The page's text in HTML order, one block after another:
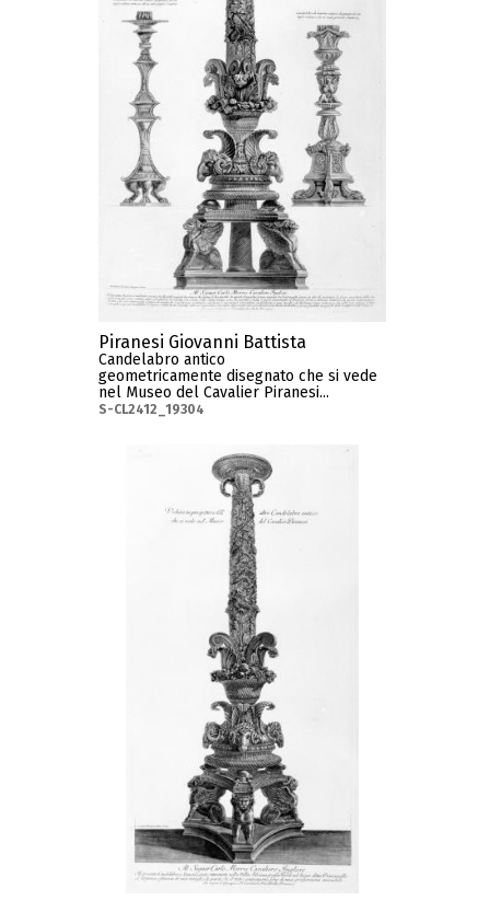
Piranesi Giovanni Battista
Candelabro antico
geometricamente disegnato che si vede
nel Museo del Cavalier Piranesi...
S-CL2412_19304